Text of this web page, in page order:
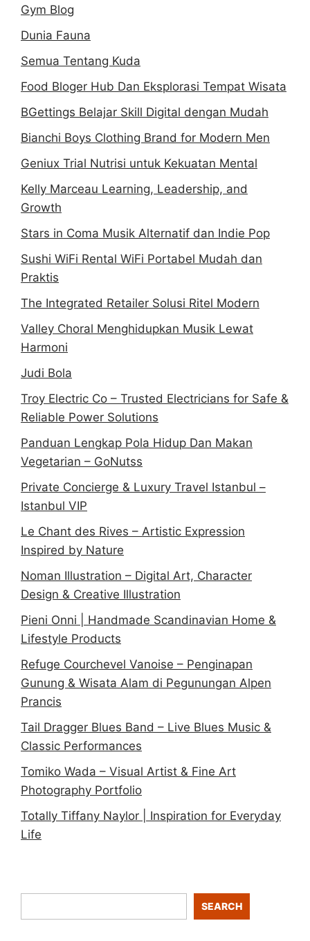
Gym Blog
Dunia Fauna
Semua Tentang Kuda
Food Bloger Hub Dan Eksplorasi Tempat Wisata
BGettings Belajar Skill Digital dengan Mudah
Bianchi Boys Clothing Brand for Modern Men
Geniux Trial Nutrisi untuk Kekuatan Mental
Kelly Marceau Learning, Leadership, and
Growth
Stars in Coma Musik Alternatif dan Indie Pop
Sushi WiFi Rental WiFi Portabel Mudah dan
Praktis
The Integrated Retailer Solusi Ritel Modern
Valley Choral Menghidupkan Musik Lewat
Harmoni
Judi Bola
Troy Electric Co – Trusted Electricians for Safe &
Reliable Power Solutions
Panduan Lengkap Pola Hidup Dan Makan
Vegetarian – GoNutss
Private Concierge & Luxury Travel Istanbul –
Istanbul VIP
Le Chant des Rives – Artistic Expression
Inspired by Nature
Noman Illustration – Digital Art, Character
Design & Creative Illustration
Pieni Onni | Handmade Scandinavian Home &
Lifestyle Products
Refuge Courchevel Vanoise – Penginapan
Gunung & Wisata Alam di Pegunungan Alpen
Prancis
Tail Dragger Blues Band – Live Blues Music &
Classic Performances
Tomiko Wada – Visual Artist & Fine Art
Photography Portfolio
Totally Tiffany Naylor | Inspiration for Everyday
Life
SEARCH